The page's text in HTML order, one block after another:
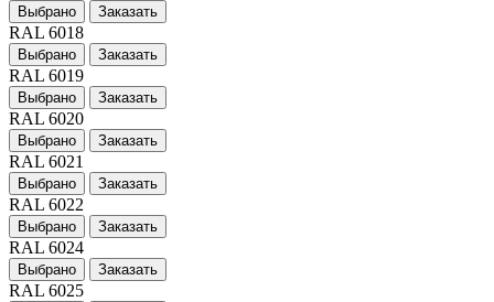
Выбрано Заказать
RAL 6018
Выбрано Заказать
RAL 6019
Выбрано Заказать
RAL 6020
Выбрано Заказать
RAL 6021
Выбрано Заказать
RAL 6022
Выбрано Заказать
RAL 6024
Выбрано Заказать
RAL 6025